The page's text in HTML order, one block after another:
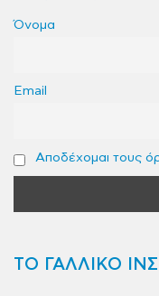
Όνομα
Email
Αποδέχομαι τους
ΤΟ ΓΑΛΛΙΚΟ